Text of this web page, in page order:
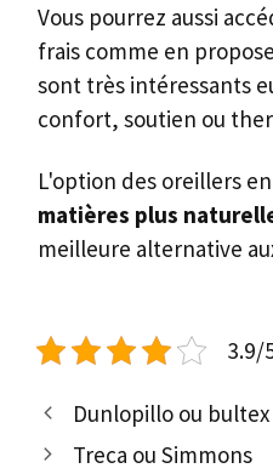
Vous pourrez aussi
frais comme en
sont très intéressants
confort, soutien ou
L'option des oreillers
matières plus
meilleure alternative
3.9/
Dunlopillo ou bultex
Treca ou Simmons